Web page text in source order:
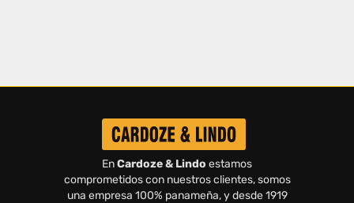
EnCardoze & Lindo estamos
comprometidos con nuestros clientes, somos
una empresa 100% panameña, y desde 1919